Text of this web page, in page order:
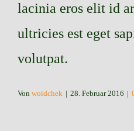
lacinia eros elit id
ultricies est eget
volutpat.
Von woidchek | 28. Februar 2016 |